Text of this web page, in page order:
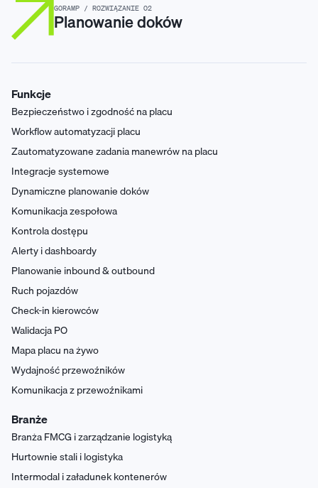
GORAMP / ROZWIĄZANIE 02
Planowanie doków
Funkcje
Bezpieczeństwo i zgodność na placu
Workflow automatyzacji placu
Zautomatyzowane zadania manewrów na placu
Integracje systemowe
Dynamiczne planowanie doków
Komunikacja zespołowa
Kontrola dostępu
Alerty i dashboardy
Planowanie inbound & outbound
Ruch pojazdów
Check-in kierowców
Walidacja PO
Mapa placu na żywo
Wydajność przewoźników
Komunikacja z przewoźnikami
Branże
Branża FMCG i zarządzanie logistyką
Hurtownie stali i logistyka
Intermodal i załadunek kontenerów